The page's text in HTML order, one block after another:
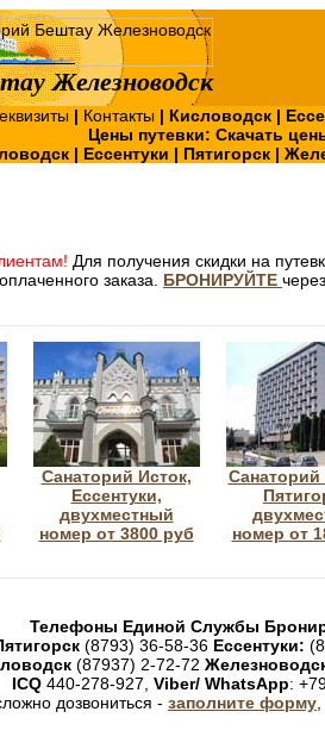
Железноводск
| Контакты | Кисловодск|
Цены путевки: Скачать
| Ессентуки | Пятигорск |
Для получения скидки на
заказа. БРОНИРУЙТЕ
Санаторий Исток,
Ессентуки,
двухместный
номер от 3800 руб
Санаторий
номер от
Телефоны Единой Службы
(8793) 36-58-36 Ессентуки:
(87937) 2-72-72
ICQ 440-278-927, Viber/ WhatsApp:
дозвониться - заполните форму